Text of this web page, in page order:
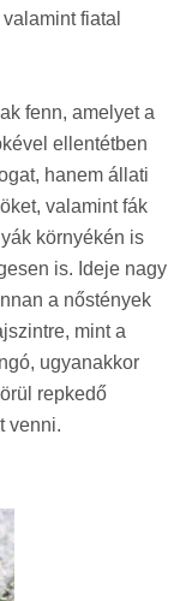
fiatal
fenn, amelyet a
ellentétben
hanem állati
valamint fák
környékén is
is. Ideje nagy
a nőstények
mint a
ugyanakkor
repkedő
venni.